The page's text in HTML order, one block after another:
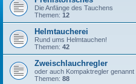
Die Anfänge des Tauchens
Themen: 12
Helmtaucherei
Rund ums Helmtauchen!
Themen: 42
Zweischlauchregler
oder auch Kompaktregler genannt
Themen: 88